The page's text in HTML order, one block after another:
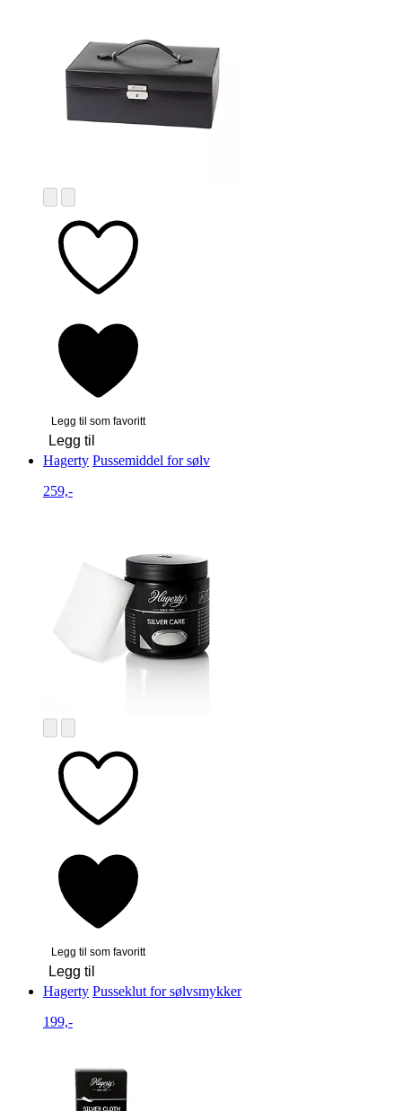
Legg til som favoritt
Legg til
Hagerty Pussemiddel for sølv
259,-
Legg til som favoritt
Legg til
Hagerty Pusseklut for sølvsmykker
199,-